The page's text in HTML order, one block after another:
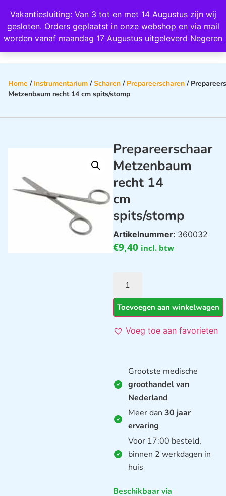
Vakantiesluiting: Van 3 tot en met 14 Augustus zijn wij
gesloten. Orders geplaatst in onze webshop en via mail
worden vanaf maandag 17 Augustus uitgeleverd Negeren
Wij scoren een 4,8 op Google
Home / Instrumentarium /Scharen / Prepareerscharen /
Metzenbaum recht 14 cm spits/stomp
Prepareerschaar
Metzenbaum
recht 14
cm
spits/stomp
Artikelnummer: 360032
€9,40 incl. btw
Toevoegen aan winkelwagen
Voeg toe aan favorieten
Grootste medische
groothandel van
Nederland
Meer dan 30 jaar
ervaring
Voor 17:00 besteld,
binnen 2 werkdagen in
huis
Beschikbaar via